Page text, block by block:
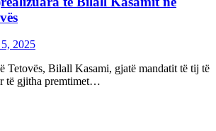
2025
Tetovës, Bilall Kasami, gjatë mandatit të tij të
të gjitha premtimet…